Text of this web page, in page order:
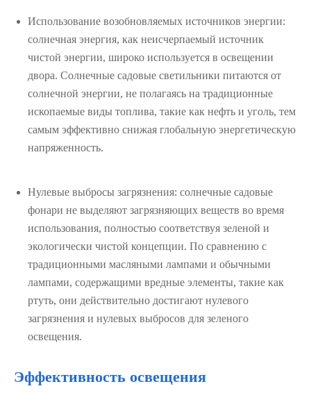
Использование возобновляемых источников энергии:
солнечная энергия, как неисчерпаемый источник
чистой энергии, широко используется в освещении
двора. Солнечные садовые светильники питаются от
солнечной энергии, не полагаясь на традиционные
ископаемые виды топлива, такие как нефть и уголь, тем
самым эффективно снижая глобальную энергетическую
напряженность.
Нулевые выбросы загрязнения: солнечные садовые
фонари не выделяют загрязняющих веществ во время
использования, полностью соответствуя зеленой и
экологически чистой концепции. По сравнению с
традиционными масляными лампами и обычными
лампами, содержащими вредные элементы, такие как
ртуть, они действительно достигают нулевого
загрязнения и нулевых выбросов для зеленого
освещения.
Эффективность освещения